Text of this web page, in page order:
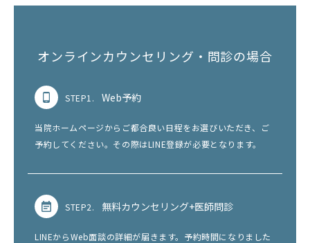
オンラインカウンセリング・問診の場合
STEP1. Web予約
当院ホームページからご都合良い日程をお選びいただき、ご
予約してください。その際はLINE登録が必要となります。
STEP2. 無料カウンセリング+医師問診
LINEからWeb面談の詳細が届きます。予約時間になりました